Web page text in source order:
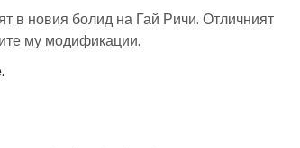
в новия болид на Гай Ричи. Отличният
му модификации.